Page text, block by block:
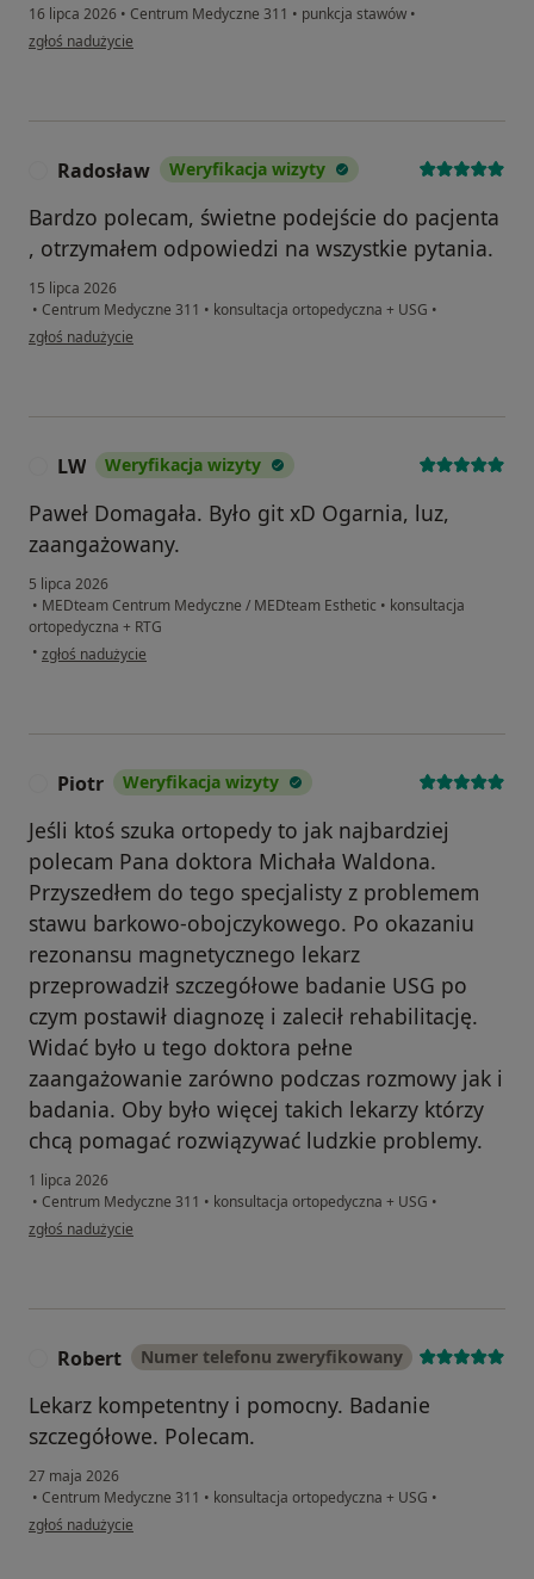
16 lipca 2026 • Centrum Medyczne 311 • punkcja stawów •
w opinii użytkownika Sebastian
zgłoś nadużycie
Radosław Weryfikacja wizyty
Bardzo polecam, świetne podejście do pacjenta
, otrzymałem odpowiedzi na wszystkie pytania.
15 lipca 2026
• Centrum Medyczne 311 • konsultacja ortopedyczna + USG •
w opinii użytkownika Radosław
zgłoś nadużycie
LW Weryfikacja wizyty
Paweł Domagała. Było git xD Ogarnia, luz,
zaangażowany.
5 lipca 2026
• MEDteam Centrum Medyczne / MEDteam Esthetic • konsultacja
ortopedyczna + RTG
• w opinii użytkownika LW
zgłoś nadużycie
Piotr Weryfikacja wizyty
Jeśli ktoś szuka ortopedy to jak najbardziej
polecam Pana doktora Michała Waldona.
Przyszedłem do tego specjalisty z problemem
stawu barkowo-obojczykowego. Po okazaniu
rezonansu magnetycznego lekarz
przeprowadził szczegółowe badanie USG po
czym postawił diagnozę i zalecił rehabilitację.
Widać było u tego doktora pełne
zaangażowanie zarówno podczas rozmowy jak i
badania. Oby było więcej takich lekarzy którzy
chcą pomagać rozwiązywać ludzkie problemy.
1 lipca 2026
• Centrum Medyczne 311 • konsultacja ortopedyczna + USG •
w opinii użytkownika Piotr
zgłoś nadużycie
Robert Numer telefonu zweryfikowany
Lekarz kompetentny i pomocny. Badanie
szczegółowe. Polecam.
27 maja 2026
• Centrum Medyczne 311 • konsultacja ortopedyczna + USG •
w opinii użytkownika Robert
zgłoś nadużycie